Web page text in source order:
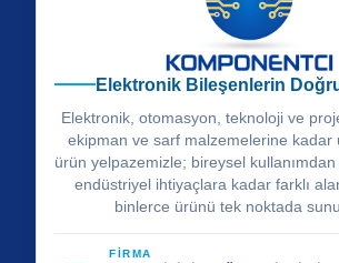
Elektronik Bileşenlerin
Elektronik, otomasyon, teknoloji ve
ekipman ve sarf malzemelerine kadar
ürün yelpazemizle; bireysel
endüstriyel ihtiyaçlara kadar farklı
binlerce ürünü tek noktada
FİRMA